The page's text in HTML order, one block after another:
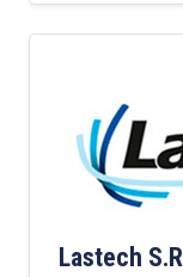
Lastech